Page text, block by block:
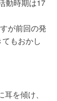
動時期は17
が前回の発
もおかし
を傾け、